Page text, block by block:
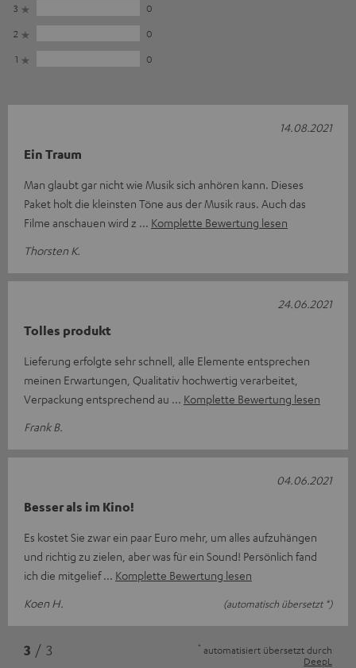
3
0
2
0
1
0
Ein Traum
Man glaubt gar nicht wie Musik sich anhören kann. Dieses
Paket holt die kleinsten Töne aus der Musik raus. Auch das
Filme anschauen wird z
Komplette Bewertung lesen
Thorsten K.
14.08.2021
Tolles produkt
Lieferung erfolgte sehr schnell, alle Elemente entsprechen
meinen Erwartungen, Qualitativ hochwertig verarbeitet,
Verpackung entsprechend au
Komplette Bewertung lesen
Frank B.
24.06.2021
Besser als im Kino!
Es kostet Sie zwar ein paar Euro mehr, um alles aufzuhängen
und richtig zu zielen, aber was für ein Sound! Persönlich fand
ich die mitgelief
Komplette Bewertung lesen
Koen H.
(automatisch übersetzt *)
04.06.2021
3 / 3 * automatisiert übersetzt durch
DeepL